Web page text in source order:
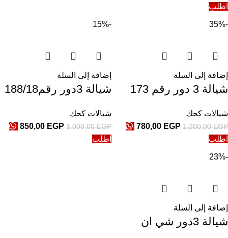
اطلب
-35%
إضافة إلى السلة
شيالة 3 دور رقم 173
شيالات كحك
1.200,00EGP
780,00 EGP
اطلب
-15%
إضافة إلى السلة
شيالة 3دور رقم188/18
شيالات كحك
1.000,00EGP
850,00 EGP
اطلب
-23%
إضافة إلى السلة
شيالة 3دور شي ان